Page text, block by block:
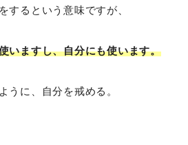
するという意味ですが、
いますし、自分にも使います。
うに、自分を戒める。